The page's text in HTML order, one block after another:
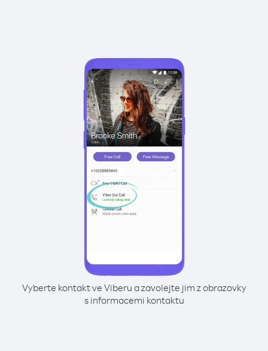
Vyberte kontakt ve Viberu a zavolejte jim z obrazovky
s informacemi kontaktu